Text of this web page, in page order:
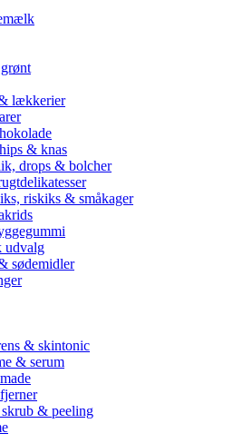
lækkerier
& knas
drops & bolcher
riskiks & småkager
udvalg
sødemidler
& skintonic
& serum
& peeling